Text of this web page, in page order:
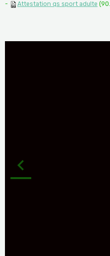
- Attestation qs sport adulte